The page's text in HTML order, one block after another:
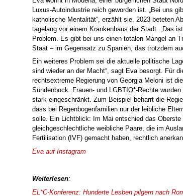
Luxus-Autoindustrie reich geworden ist. „Bei uns
katholische Mentalität“, erzählt sie. 2023 beteten
tagelang vor einem Krankenhaus der Stadt. „Das
Problem. Es gibt bei uns einen totalen Mangel an
Staat – im Gegensatz zu Spanien, das trotzdem
Ein weiteres Problem sei die aktuelle politische
sind wieder an der Macht“, sagt Eva besorgt. Für
rechtsextreme Regierung von Georgia Meloni ist
Sündenbock. Frauen- und LGBTIQ*-Rechte
stark eingeschränkt. Zum Beispiel beharrt die
dass bei Regenbogenfamilien nur der leibliche
solle. Ein Lichtblick: Im Mai entschied das
gleichgeschlechtliche weibliche Paare, die im
Fertilisation (IVF) gemacht haben, rechtlich
Eva auf Instagram
Weiterlesen:
EL*C-Konferenz: Hunderte Lesben pilgern nach